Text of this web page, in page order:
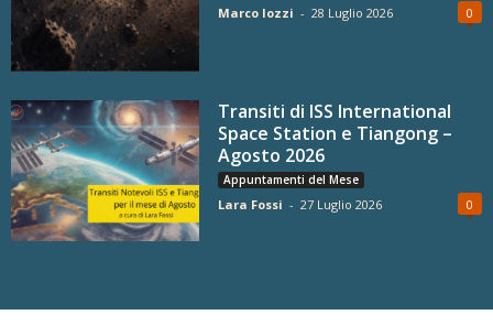
Marco Iozzi - 28 Luglio 2026 0
Transiti di ISS International
Space Station e Tiangong –
Agosto 2026
Appuntamenti del Mese
Lara Fossi - 27 Luglio 2026 0